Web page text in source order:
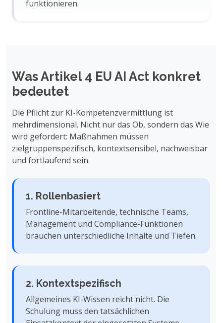
funktionieren.
Was Artikel 4 EU AI Act konkret
bedeutet
Die Pflicht zur KI-Kompetenzvermittlung ist
mehrdimensional. Nicht nur das Ob, sondern das Wie
wird gefordert: Maßnahmen müssen
zielgruppenspezifisch, kontextsensibel, nachweisbar
und fortlaufend sein.
1. Rollenbasiert
Frontline-Mitarbeitende, technische Teams,
Management und Compliance-Funktionen
brauchen unterschiedliche Inhalte und Tiefen.
2. Kontextspezifisch
Allgemeines KI-Wissen reicht nicht. Die
Schulung muss den tatsächlichen